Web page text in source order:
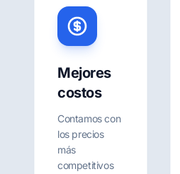
Mejores
costos
Contamos con
los precios
más
competitivos